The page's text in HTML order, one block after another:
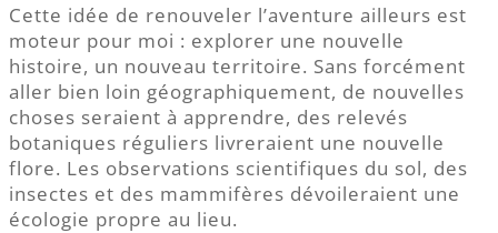
Cette idée de renouveler l’aventure ailleurs est
moteur pour moi : explorer une nouvelle
histoire, un nouveau territoire. Sans forcément
aller bien loin géographiquement, de nouvelles
choses seraient à apprendre, des relevés
botaniques réguliers livreraient une nouvelle
flore. Les observations scientifiques du sol, des
insectes et des mammifères dévoileraient une
écologie propre au lieu.